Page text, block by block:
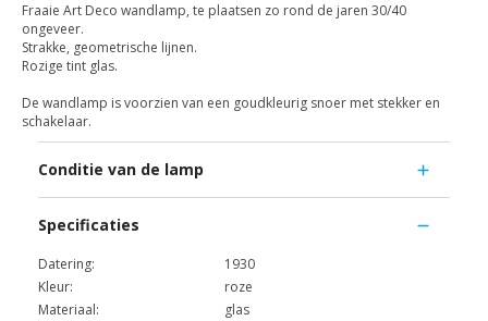
Fraaie Art Deco wandlamp, te plaatsen zo rond de jaren 30/40
ongeveer.
Strakke, geometrische lijnen.
Rozige tint glas.
De wandlamp is voorzien van een goudkleurig snoer met stekker en
schakelaar.
Conditie van de lamp
Specificaties
Datering:
1930
Kleur:
roze
Materiaal:
glas